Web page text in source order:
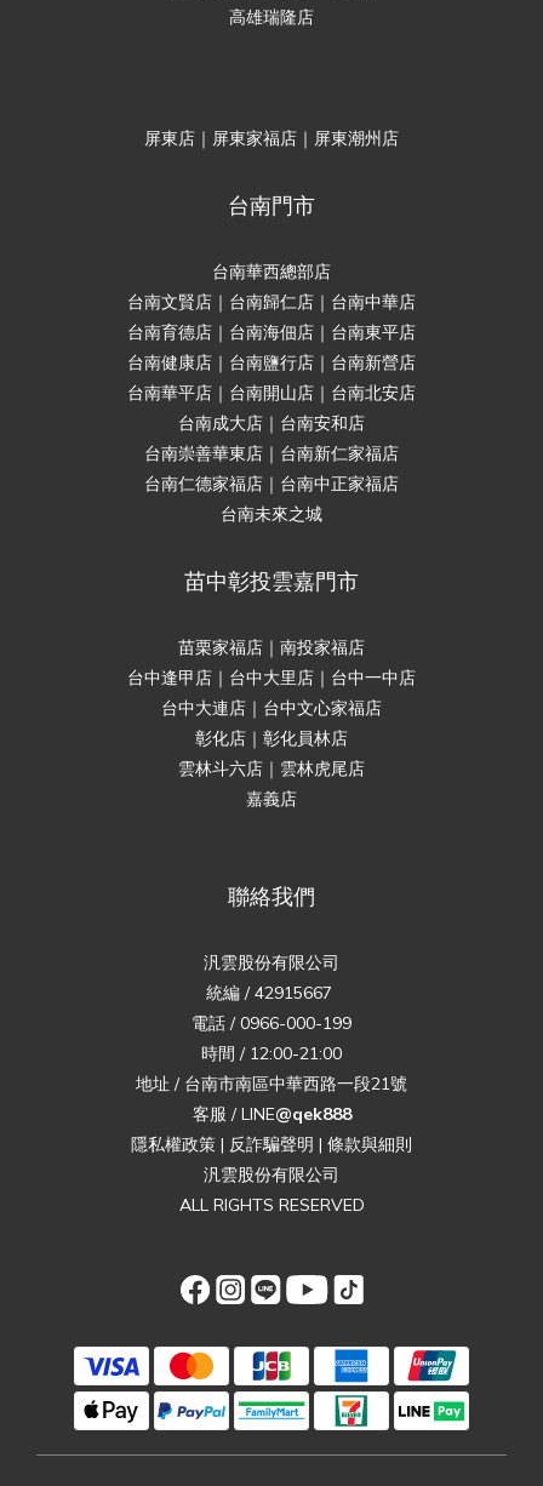
高雄瑞隆店
屏東店｜屏東家福店｜屏東潮州店
台南門市
台南華西總部店
台南文賢店｜台南歸仁店｜台南中華店
台南育德店｜台南海佃店｜台南東平店
台南健康店｜台南鹽行店｜台南新營店
台南華平店｜台南開山店｜台南北安店
台南成大店｜台南安和店
台南崇善華東店｜台南新仁家福店
台南仁德家福店｜台南中正家福店
台南未來之城
苗中彰投雲嘉門市
苗栗家福店｜南投家福店
台中逢甲店｜台中大里店｜台中一中店
台中大連店｜台中文心家福店
彰化店｜彰化員林店
雲林斗六店｜雲林虎尾店
嘉義店
聯絡我們
汎雲股份有限公司
統編 / 42915667
電話 / 0966-000-199
時間 / 12:00-21:00
地址 / 台南市南區中華西路一段21號
客服 / LINE@qek888
隱私權政策 | 反詐騙聲明 | 條款與細則
汎雲股份有限公司
ALL RIGHTS RESERVED